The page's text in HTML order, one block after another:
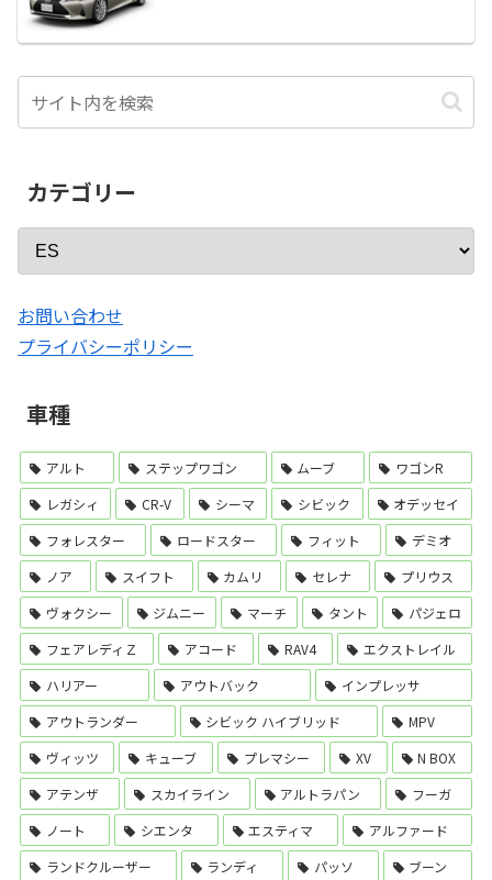
カテゴリー
お問い合わせ
プライバシーポリシー
車種
アルト ステップワゴン ムーブ
ワゴンR
レガシィ
CR-V シーマ シビック
オデッセイ
フォレスター
ロードスター フィット
デミオ
ノア
スイフト カムリ セレナ
プリウス
ヴォクシー
ジムニー マーチ タント
パジェロ
フェアレディＺ
アコード RAV4
エクストレイル
ハリアー
アウトバック
インプレッサ
アウトランダー
シビック ハイブリッド
MPV
ヴィッツ
キューブ プレマシー XV
N BOX
アテンザ
スカイライン アルトラパン
フーガ
ノート
シエンタ エスティマ
アルファード
ランドクルーザー
ランディ パッソ ブーン